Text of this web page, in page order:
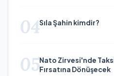
04Sıla Şahin kimdir?
05Nato Zirvesi'nde
Fırsatına Dönüşecek